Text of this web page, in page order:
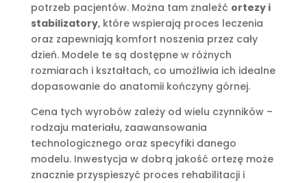
potrzeb pacjentów. Można tam znaleźć ortezy i
stabilizatory, które wspierają proces leczenia
oraz zapewniają komfort noszenia przez cały
dzień. Modele te są dostępne w różnych
rozmiarach i kształtach, co umożliwia ich idealne
dopasowanie do anatomii kończyny górnej.
Cena tych wyrobów zależy od wielu czynników –
rodzaju materiału, zaawansowania
technologicznego oraz specyfiki danego
modelu. Inwestycja w dobrą jakość ortezę może
znacznie przyspieszyć proces rehabilitacji i